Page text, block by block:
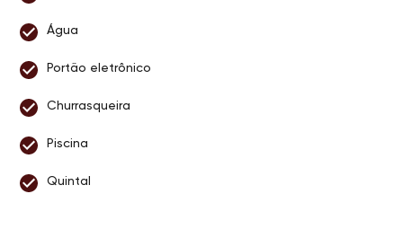
Água
Portão eletrônico
Churrasqueira
Piscina
Quintal